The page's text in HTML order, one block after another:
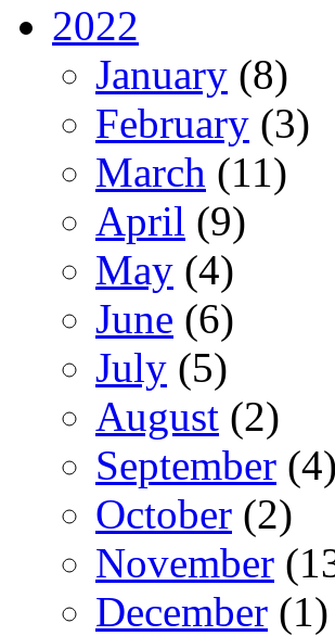
2022
January (8)
February (3)
March (11)
April (9)
May (4)
June (6)
July (5)
August (2)
September (4)
October (2)
November
December (1)